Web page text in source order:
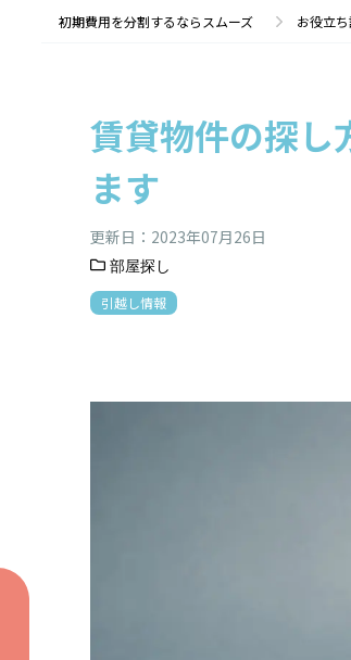
初期費用を分割するならスムーズ お役立
賃貸物件の探し
ます
更新日： 2023年07月26日
部屋探し
引越し情報